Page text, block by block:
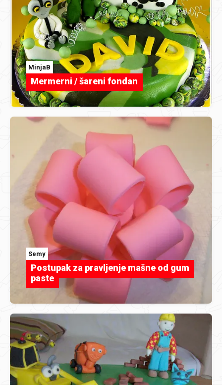
MinjaB
Mermerni / šareni fondan
Semy
Postupak za pravljenje mašne od gum
paste